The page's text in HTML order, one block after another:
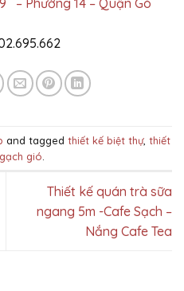
– Phường 14 – Quận Gò
and tagged thiết kế biệt thự, thiết
gió
Thiết kế quán trà sữa
ngang 5m -Cafe Sạch –
Nắng Cafe Tea